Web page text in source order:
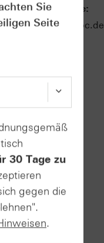
E-Mail-Adresse:
zertifikate@hsbc.de
Sie
Seite
30 Tage zu
gegen die
.